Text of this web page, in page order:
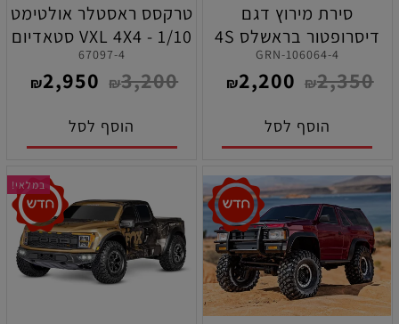
סירת מירוץ דגם
דיסרופטור בראשלס 4S
בצבע ירוק תוצרת טרקסס
106064-4-GRN
₪2,350
₪2,200
הוסף לסל
טרקסס ראסטלר אולטימט
VXL 4X4 - 1/10 סטאדיום
טראק ירוקה
67097-4
₪3,200
₪2,950
הוסף לסל
במלאי!